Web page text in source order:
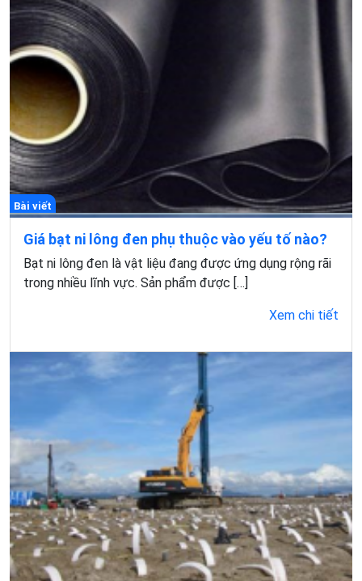
Bài viết
Giá bạt ni lông đen phụ thuộc vào yếu tố nào?
Bạt ni lông đen là vật liệu đang được ứng dụng rộng rãi
trong nhiều lĩnh vực. Sản phẩm được […]
Xem chi tiết